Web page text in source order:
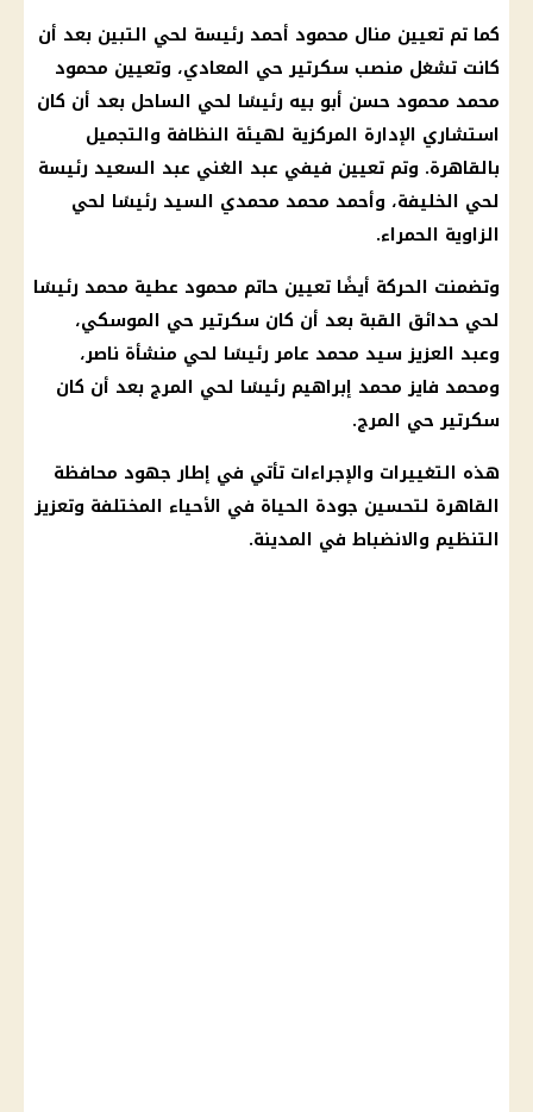
كما تم تعيين منال محمود أحمد رئيسة لحي التبين بعد أن
كانت تشغل منصب سكرتيرحي المعادي، وتعيين محمود
محمد محمود حسن أبو بيه رئيسًا لحي الساحل بعد أن كان
استشاري الإدارة المركزية لهيئة النظافة والتجميل
بالقاهرة. وتم تعيين فيفي عبد الغني عبد السعيد رئيسة
لحي الخليفة، وأحمد محمد محمدي السيد رئيسًا لحي
الزاوية الحمراء.
وتضمنت الحركة أيضًا تعيين حاتم محمود عطية محمد رئيسًا
لحي حدائق القبة بعد أن كان سكرتيرحي الموسكي،
وعبد العزيز سيد محمد عامر رئيسًا لحي منشأة ناصر،
ومحمد فايز محمد إبراهيم رئيسًا لحي المرج بعد أن كان
سكرتيرحي المرج.
هذه التغييرات والإجراءات تأتي في إطار جهود محافظة
القاهرة لتحسين جودة الحياة في الأحياء المختلفة وتعزيز
التنظيم والانضباط في المدينة.